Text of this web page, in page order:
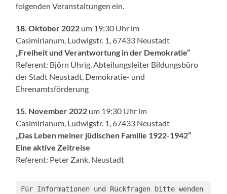
folgenden Veranstaltungen ein.
18. Oktober 2022 um 19:30 Uhr im
Casimirianum, Ludwigstr. 1, 67433 Neustadt
„Freiheit und Verantwortung in der Demokratie“
Referent: Björn Uhrig, Abteilungsleiter Bildungsbüro
der Stadt Neustadt, Demokratie- und
Ehrenamtsförderung
15. November 2022 um 19:30 Uhr im
Casimirianum, Ludwigstr. 1, 67433 Neustadt
„Das Leben meiner jüdischen Familie 1922-1942“
Eine aktive Zeitreise
Referent: Peter Zank, Neustadt
Für Informationen und Rückfragen bitte wenden